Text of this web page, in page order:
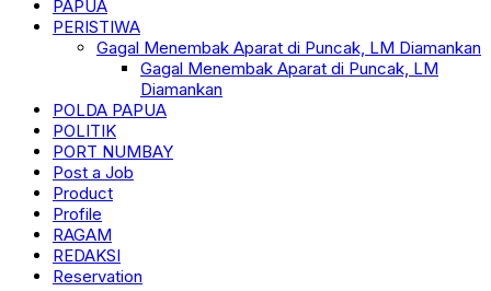
PAPUA
PERISTIWA
Gagal Menembak Aparat di Puncak, LM Diamankan
Gagal Menembak Aparat di Puncak, LM
Diamankan
POLDA PAPUA
POLITIK
PORT NUMBAY
Post a Job
Product
Profile
RAGAM
REDAKSI
Reservation